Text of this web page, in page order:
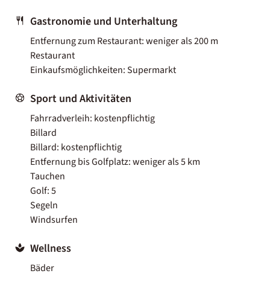
Gastronomie und Unterhaltung
Entfernung zum Restaurant: weniger als 200 m
Restaurant
Einkaufsmöglichkeiten: Supermarkt
Sport und Aktivitäten
Fahrradverleih: kostenpflichtig
Billard
Billard: kostenpflichtig
Entfernung bis Golfplatz: weniger als 5 km
Tauchen
Golf: 5
Segeln
Windsurfen
Wellness
Bäder